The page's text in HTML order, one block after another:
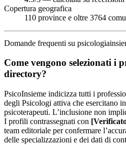
Copertura geografica
110 province e oltre 3764
Domande frequenti su
Come vengono selezionati i
directory?
PsicoInsieme indicizza tutti i
degli Psicologi attiva che esercitano
psicoterapeuti. L’inclusione non
I profili contrassegnati con
team editoriale per confermare
delle specializzazioni e dei dati di